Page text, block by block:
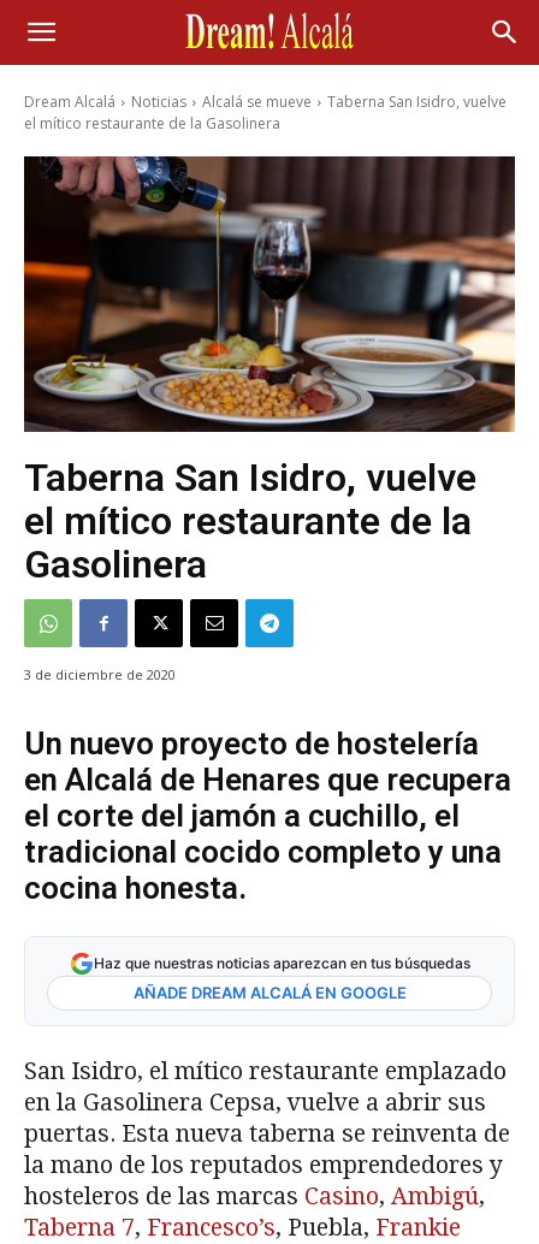
Dream Alcalá Noticias Alcalá se mueve
Taberna San Isidro, vuelve
el mítico restaurante de la Gasolinera
Taberna San Isidro, vuelve
el mítico restaurante de la
Gasolinera
3 de diciembre de 2020
Un nuevo proyecto de hostelería
en Alcalá de Henares que recupera
el corte del jamón a cuchillo, el
tradicional cocido completo y una
cocina honesta.
Haz que nuestras noticias aparezcan en tus búsquedas
AÑADE DREAM ALCALÁ EN GOOGLE
San Isidro, el mítico restaurante emplazado
en la Gasolinera Cepsa, vuelve a abrir sus
puertas. Esta nueva taberna se reinventa de
la mano de los reputados emprendedores y
hosteleros de las marcas Casino, Ambigú,
Taberna 7, Francesco’s, Puebla, Frankie